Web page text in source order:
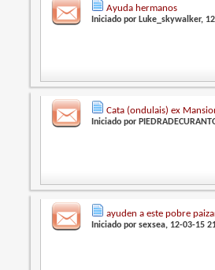
Ayuda hermanos
Iniciado por Luke_skywalker,
Cata (ondulais) ex
Iniciado por
ayuden a este pobre
Iniciado porsexsea, 12-03-15